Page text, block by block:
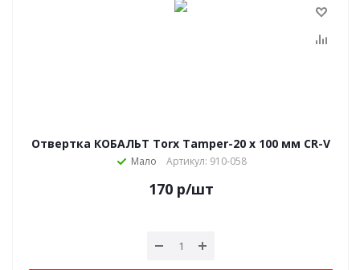
Отвертка КОБАЛЬТ Torx Tamper-20 х 100 мм CR-V
Мало Артикул: 910-058
170р/шт